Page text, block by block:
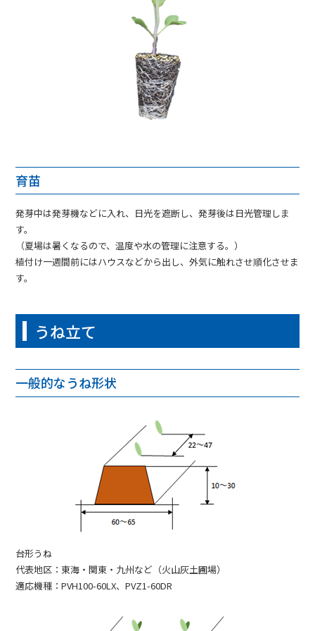
育苗
発芽中は発芽機などに入れ、日光を遮断し、発芽後は日光管理しま
す。
（夏場は暑くなるので、温度や水の管理に注意する。）
植付け一週間前にはハウスなどから出し、外気に触れさせ順化させま
す。
うね立て
一般的なうね形状
台形うね
代表地区：東海・関東・九州など（火山灰土圃場）
適応機種：PVH100-60LX、PVZ1-60DR